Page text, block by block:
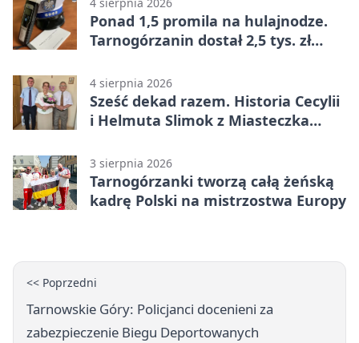
Ponad 1,5 promila na hulajnodze.
Tarnogórzanin dostał 2,5 tys. zł
4 sierpnia 2026
Sześć dekad razem. Historia Cecylii
i Helmuta Slimok z Miasteczka
3 sierpnia 2026
Tarnogórzanki tworzą całą żeńską
kadrę Polski na mistrzostwa Europy
<< Poprzedni
Tarnowskie Góry: Policjanci docenieni za
zabezpieczenie Biegu Deportowanych